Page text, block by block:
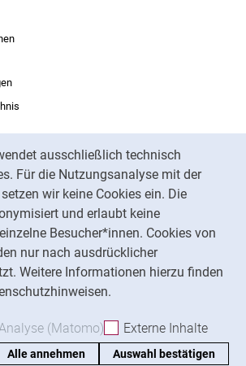
ausschließlich technisch
Für die Nutzungsanalyse mit der
wir keine Cookies ein. Die
und erlaubt keine
Besucher*innen. Cookies von
nur nach ausdrücklicher
Weitere Informationen hierzu finden
Cookies akzeptieren
(Matomo) Analyse-Cookies
Externe Inhalte
Alle annehmen Auswahl bestätigen